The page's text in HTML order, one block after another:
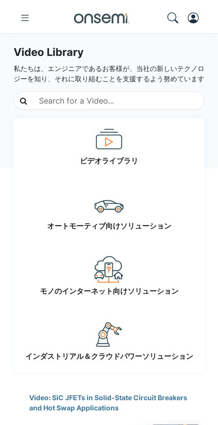
Video Library
私たちは、エンジニアであるお客様が、当社の新しいテクノロ
ジーを知り、それに取り組むことを支援するよう努めています
ビデオライブラリ
オートモーティブ向けソリューション
モノのインターネット向けソリューション
インダストリアル＆クラウドパワーソリューション
Video: SiC JFETs in Solid-State Circuit Breakers
and Hot Swap Applications